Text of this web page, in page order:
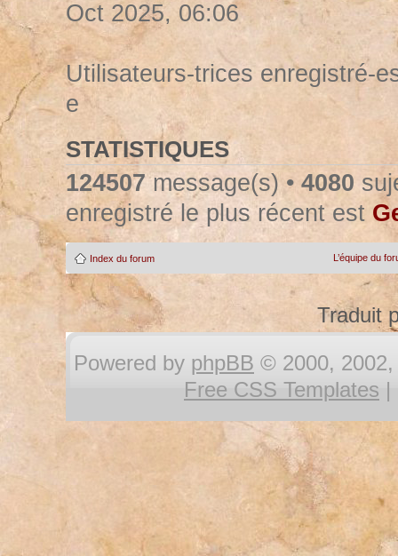
Oct 2025, 06:06
Utilisateurs-trices enregistré-
e
STATISTIQUES
124507message(s) • 4080
enregistré le plus récent est
Index du forum L’équipe du
Traduit
Powered by phpBB © 2000, 2002,
Free CSS Templates |